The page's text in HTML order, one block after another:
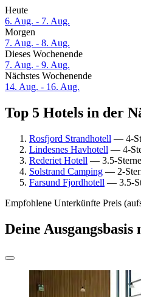
Heute
6. Aug. - 7. Aug.
Morgen
7. Aug. - 8. Aug.
Dieses Wochenende
7. Aug. - 9. Aug.
Nächstes Wochenende
14. Aug. - 16. Aug.
Top 5 Hotels in der
Rosfjord Strandhotell — 4-
Lindesnes Havhotell — 4-
Rederiet Hotell — 3.5-
Solstrand Camping — 2-
Farsund Fjordhotell — 3.5-
Empfohlene Unterkünfte Preis
Deine